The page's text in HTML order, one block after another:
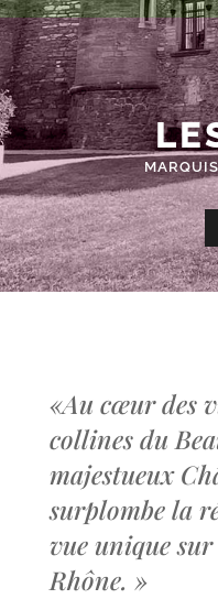
«Au cœur des
collines du
majestueux
surplombe la
vue unique
Rhône. »